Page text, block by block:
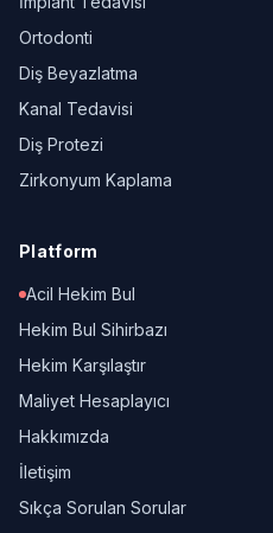
Ortodonti
Diş Beyazlatma
Kanal Tedavisi
Diş Protezi
Zirkonyum Kaplama
Platform
Acil Hekim Bul
Hekim Bul Sihirbazı
Hekim Karşılaştır
Maliyet Hesaplayıcı
Hakkımızda
İletişim
Sıkça Sorulan Sorular